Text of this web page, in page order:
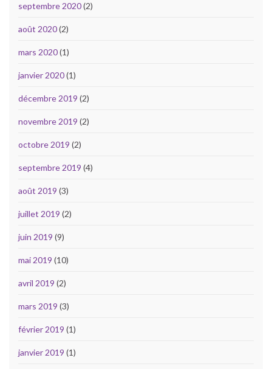
septembre 2020(2)
août 2020(2)
mars 2020(1)
janvier 2020(1)
décembre 2019 (2)
novembre 2019 (2)
octobre 2019 (2)
septembre 2019 (4)
août 2019 (3)
juillet 2019 (2)
juin 2019 (9)
mai 2019 (10)
avril 2019 (2)
mars 2019 (3)
février 2019 (1)
janvier 2019 (1)